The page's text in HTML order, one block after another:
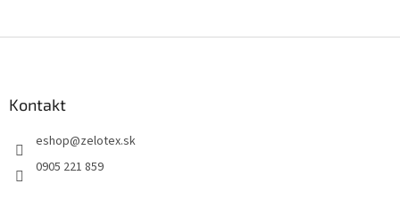
Kontakt
eshop@zelotex.sk
0905 221 859